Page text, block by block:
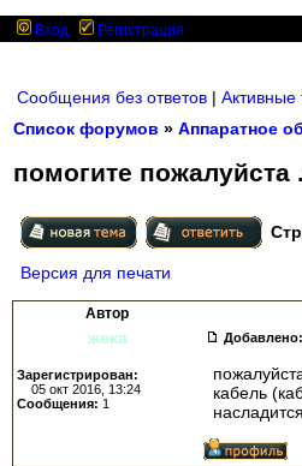
Вход Регистрация
Сообщения без ответов |
Список форумов » Аппаратное
помогите пожалуйста
Версия для печати
Автор
жека Добавлено:
Зарегистрирован:
05 окт 2016, 13:24
Сообщения: 1
кабель